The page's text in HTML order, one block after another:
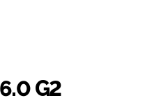
G2